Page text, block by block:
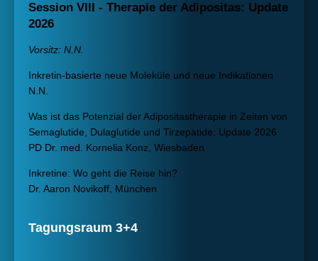
Session VIII - Therapie der Adipositas: Update
2026
Vorsitz: N.N.
Inkretin-basierte neue Moleküle und neue Indikationen
N.N.
Was ist das Potenzial der Adipositastherapie in Zeiten von
Semaglutide, Dulaglutide und Tirzepatide: Update 2026
PD Dr. med. Kornelia Konz, Wiesbaden
Inkretine: Wo geht die Reise hin?
Dr. Aaron Novikoff, München
Tagungsraum 3+4